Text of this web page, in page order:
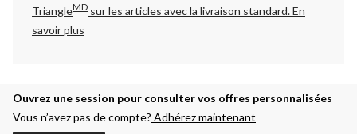
TriangleMD sur les articles avec la livraison standard.En
savoir plus
Ouvrez une session pour consulter vos offres personnalisées
Vous n’avez pas de compte? Adhérez maintenant